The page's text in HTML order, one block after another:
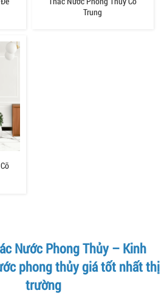
Trung
Nước Phong Thủy – Kinh
phong thủy giá tốt nhất thị
trường